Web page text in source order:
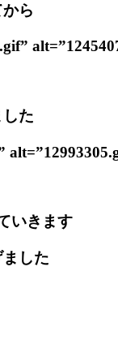
ら
た
いきます
した